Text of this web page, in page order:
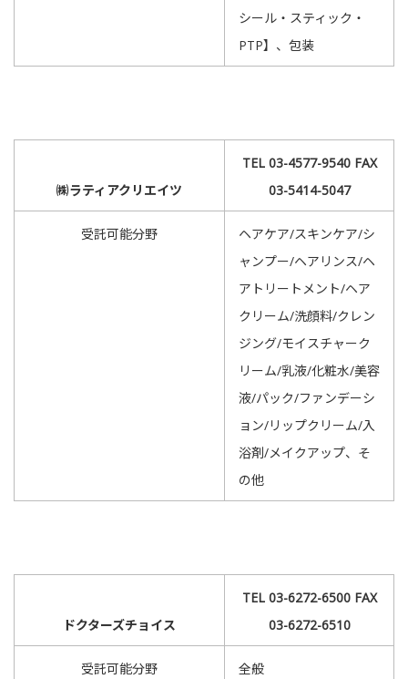
シール・スティック・
PTP】、包装
㈱ラティアクリエイツ
TEL 03-4577-9540 FAX
03-5414-5047
受託可能分野
ヘアケア/スキンケア/シ
ャンプー/ヘアリンス/ヘ
アトリートメント/ヘア
クリーム/洗顔料/クレン
ジング/モイスチャーク
リーム/乳液/化粧水/美容
液/パック/ファンデーシ
ョン/リップクリーム/入
浴剤/メイクアップ、そ
の他
ドクターズチョイス
TEL 03-6272-6500 FAX
03-6272-6510
受託可能分野 全般